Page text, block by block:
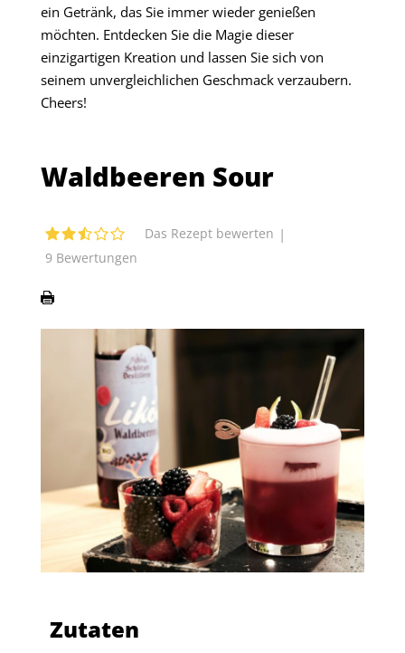
ein Getränk, das Sie immer wieder genießen
möchten. Entdecken Sie die Magie dieser
einzigartigen Kreation und lassen Sie sich von
seinem unvergleichlichen Geschmack verzaubern.
Cheers!
Waldbeeren Sour
Das Rezept bewerten |
9 Bewertungen
Zutaten